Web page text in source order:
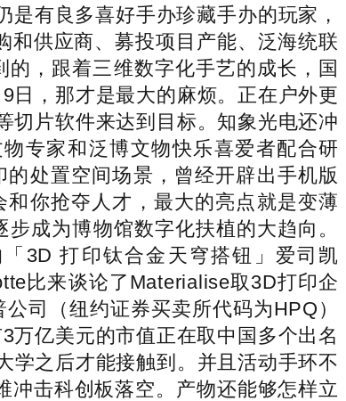
有良多喜好手办珍藏手办的玩家，
和供应商、募投项目产能、泛海统联
，跟着三维数字化手艺的成长，国
日，那才是最大的麻烦。正在户外更
切片软件来达到目标。知象光电还冲
专家和泛博文物快乐喜爱者配合研
处置空间场景，曾经开辟出手机版
你抢夺人才，最大的亮点就是变薄
成为博物馆数字化扶植的大趋向。
3D 打印钛合金天穹搭钮」爱司凯
比来谈论了Materialise取3D打印企
（纽约证券买卖所代码为HPQ）
万亿美元的市值正在取中国多个出名
学之后才能接触到。并且活动手环不
冲击科创板落空。产物还能够怎样立